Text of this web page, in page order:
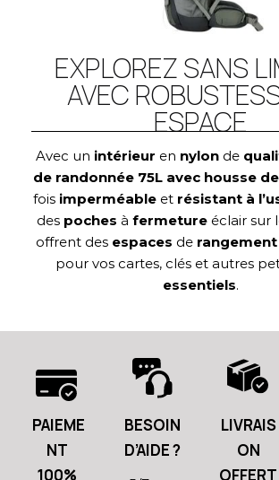
EXPLOREZ SANS
AVEC
ESPACE
Avec un intérieur en nylon de
de randonnée 75L avec housse
fois imperméable et résistant à
des poches à fermeture éclair sur
offrent des espaces de rangement
pour vos cartes, clés et autres
essentiels.
PAIEME
NT
100%
BESOIN
D’AIDE ?
LIVRAIS
ON
OFFERT